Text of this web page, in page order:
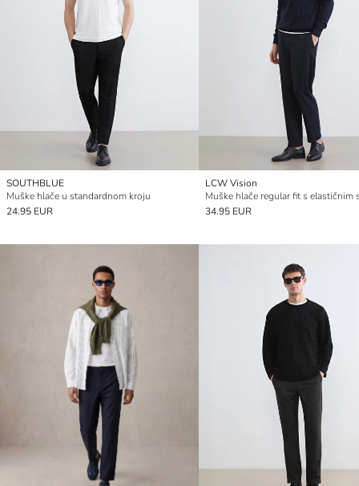
SOUTHBLUE
Muške hlače u standardnom kroju
24.95 EUR
LCW Vision
Muške hlače regular fit s elastičnim
34.95 EUR